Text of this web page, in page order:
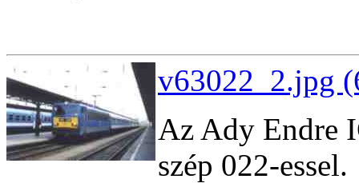
v63022_2.jpg
Az Ady Endre
szép 022-essel.